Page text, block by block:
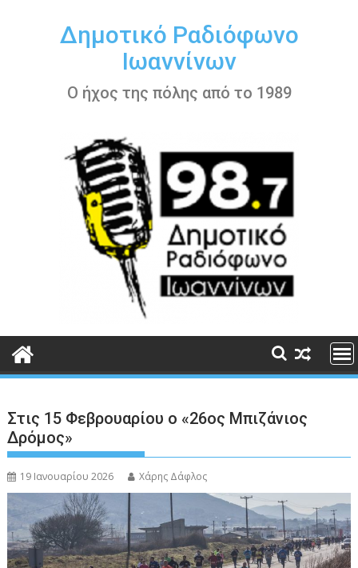
περιεχόμενοΔημοτικό Ραδιόφωνο
Ιωαννίνων
Ο ήχος της πόλης από το 1989
Στις 15 Φεβρουαρίου ο «26ος Μπιζάνιος
Δρόμος»
19 Ιανουαρίου 2026 Χάρης Δάφλος